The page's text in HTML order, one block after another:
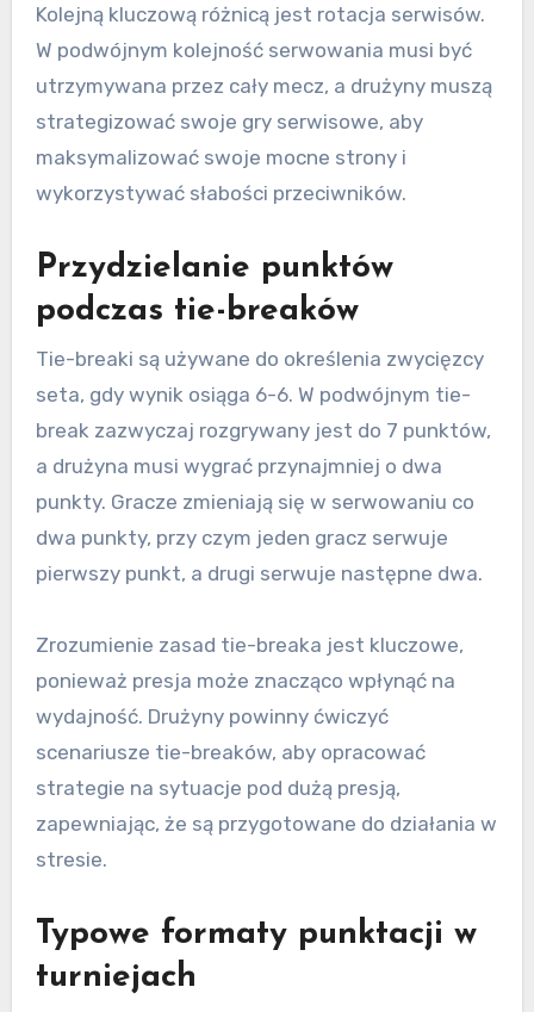
Kolejną kluczową różnicą jest rotacja serwisów.
W podwójnym kolejność serwowania musi być
utrzymywana przez cały mecz, a drużyny muszą
strategizować swoje gry serwisowe, aby
maksymalizować swoje mocne strony i
wykorzystywać słabości przeciwników.
Przydzielanie punktów
podczas tie-breaków
Tie-breaki są używane do określenia zwycięzcy
seta, gdy wynik osiąga 6-6. W podwójnym tie-
break zazwyczaj rozgrywany jest do 7 punktów,
a drużyna musi wygrać przynajmniej o dwa
punkty. Gracze zmieniają się w serwowaniu co
dwa punkty, przy czym jeden gracz serwuje
pierwszy punkt, a drugi serwuje następne dwa.
Zrozumienie zasad tie-breaka jest kluczowe,
ponieważ presja może znacząco wpłynąć na
wydajność. Drużyny powinny ćwiczyć
scenariusze tie-breaków, aby opracować
strategie na sytuacje pod dużą presją,
zapewniając, że są przygotowane do działania w
stresie.
Typowe formaty punktacji w
turniejach